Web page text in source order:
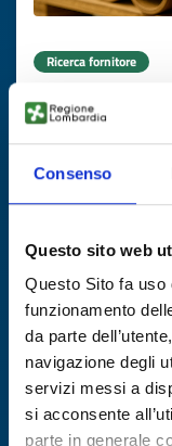
Consenso
Questo sito web
Questo Sito fa
funzionamento
da parte
navigazione degli
servizi messi a
si acconsente
parte in generale
Ricerca fornitore
Macchina
ID EEN: